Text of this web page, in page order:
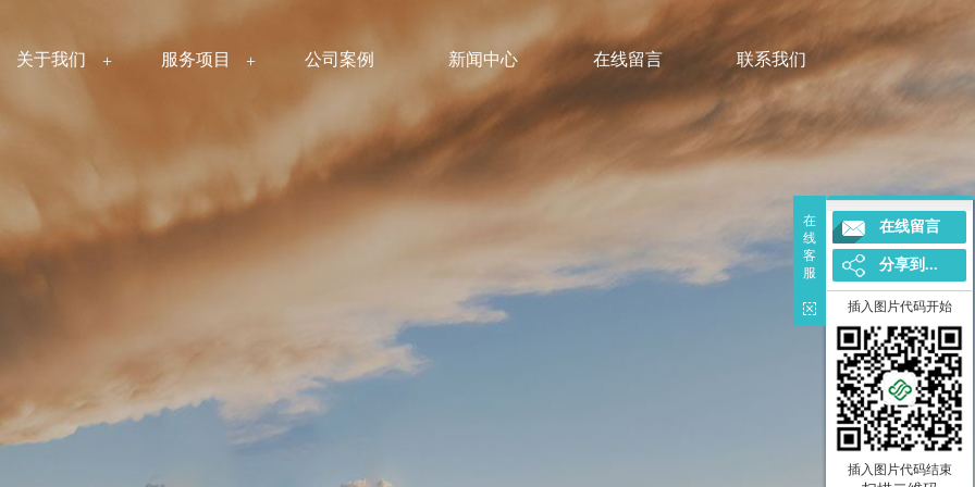
关于我们 服务项目 公司案例 新闻中心 在线留言 联系我们
在
线
客
服
在线留言
分享到...
插入图片代码开始
插入图片代码结束